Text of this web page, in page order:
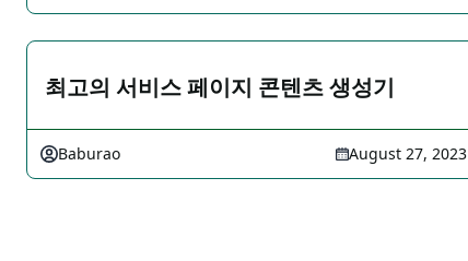
최고의 서비스 페이지 콘텐츠 생성기
Baburao August 27, 2023